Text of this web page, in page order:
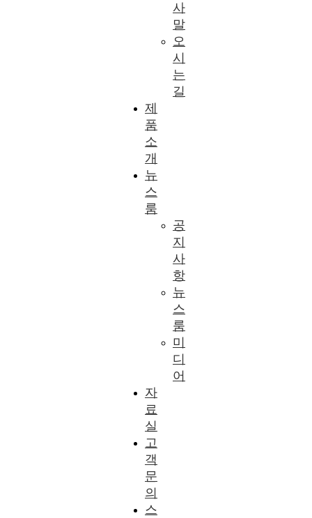
사
말
오
시
는
길
제
품
소
개
뉴
스
룸
공
지
사
항
뉴
스
룸
미
디
어
자
료
실
고
객
문
의
스